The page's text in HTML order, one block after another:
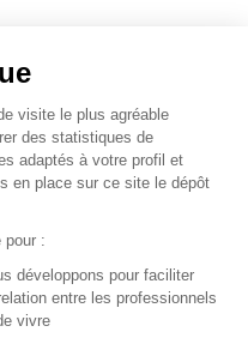
SAFI
visite le plus agréable
des statistiques de
adaptés à votre profil et
en place sur ce site le dépôt
pour :
développons pour faciliter
entre les professionnels
vivre